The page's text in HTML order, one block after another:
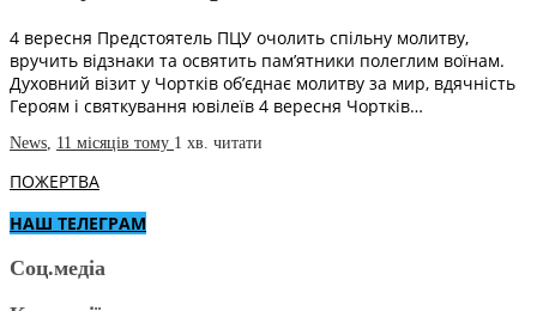
4 вересня Предстоятель ПЦУ очолить спільну молитву,
вручить відзнаки та освятить пам’ятники полеглим воїнам.
Духовний візит у Чортків об’єднає молитву за мир, вдячність
Героям і святкування ювілеїв 4 вересня Чортків…
News 11 місяців тому 1 хв. читати
ПОЖЕРТВА
НАШ ТЕЛЕГРАМ
Соц.медіа